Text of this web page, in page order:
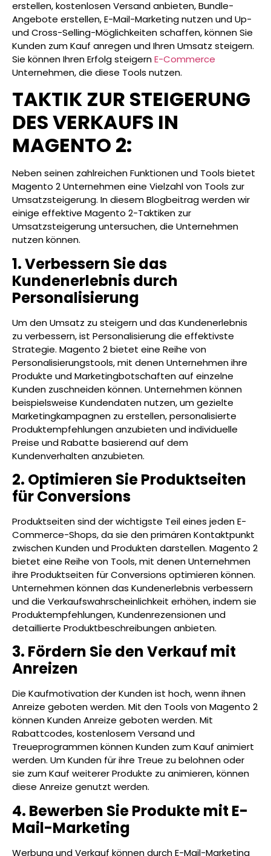
erstellen, kostenlosen Versand anbieten, Bundle-
Angebote erstellen, E-Mail-Marketing nutzen und Up-
und Cross-Selling-Möglichkeiten schaffen, können Sie
Kunden zum Kauf anregen und Ihren Umsatz steigern.
Sie können Ihren Erfolg steigernE-Commerce
Unternehmen, die diese Tools nutzen.
TAKTIK ZUR STEIGERUNG
DES VERKAUFS IN
MAGENTO 2:
Neben seinen zahlreichen Funktionen und Tools bietet
Magento 2 Unternehmen eine Vielzahl von Tools zur
Umsatzsteigerung. In diesem Blogbeitrag werden wir
einige effektive Magento 2-Taktiken zur
Umsatzsteigerung untersuchen, die Unternehmen
nutzen können.
1. Verbessern Sie das
Kundenerlebnis durch
Personalisierung
Um den Umsatz zu steigern und das Kundenerlebnis
zu verbessern, ist Personalisierung die effektivste
Strategie. Magento 2 bietet eine Reihe von
Personalisierungstools, mit denen Unternehmen ihre
Produkte und Marketingbotschaften auf einzelne
Kunden zuschneiden können. Unternehmen können
beispielsweise Kundendaten nutzen, um gezielte
Marketingkampagnen zu erstellen, personalisierte
Produktempfehlungen anzubieten und individuelle
Preise und Rabatte basierend auf dem
Kundenverhalten anzubieten.
2. Optimieren Sie Produktseiten
für Conversions
Produktseiten sind der wichtigste Teil eines jeden E-
Commerce-Shops, da sie den primären Kontaktpunkt
zwischen Kunden und Produkten darstellen. Magento 2
bietet eine Reihe von Tools, mit denen Unternehmen
ihre Produktseiten für Conversions optimieren können.
Unternehmen können das Kundenerlebnis verbessern
und die Verkaufswahrscheinlichkeit erhöhen, indem sie
Produktempfehlungen, Kundenrezensionen und
detaillierte Produktbeschreibungen anbieten.
3. Fördern Sie den Verkauf mit
Anreizen
Die Kaufmotivation der Kunden ist hoch, wenn ihnen
Anreize geboten werden. Mit den Tools von Magento 2
können Kunden Anreize geboten werden. Mit
Rabattcodes, kostenlosem Versand und
Treueprogrammen können Kunden zum Kauf animiert
werden. Um Kunden für ihre Treue zu belohnen oder
sie zum Kauf weiterer Produkte zu animieren, können
diese Anreize genutzt werden.
4. Bewerben Sie Produkte mit E-
Mail-Marketing
Werbung und Verkauf können durch E-Mail-Marketing